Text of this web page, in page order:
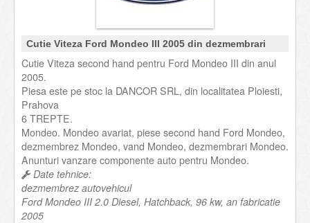
Cutie Viteza Ford Mondeo III 2005 din dezmembrari
Cutie Viteza second hand pentru Ford Mondeo III din anul
2005.
Piesa este pe stoc la DANCOR SRL, din localitatea Ploiesti,
Prahova
6 TREPTE.
Mondeo. Mondeo avariat, piese second hand Ford Mondeo,
dezmembrez Mondeo, vand Mondeo, dezmembrari Mondeo.
Anunturi vanzare componente auto pentru Mondeo.
Date tehnice:
dezmembrez autovehicul
Ford Mondeo III 2.0 Diesel, Hatchback, 96 kw, an fabricatie
2005